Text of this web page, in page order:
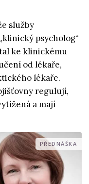
služby
psycholog“
ke klinickému
od lékaře,
lékaře.
regulují,
a mají
PŘEDNÁŠKA